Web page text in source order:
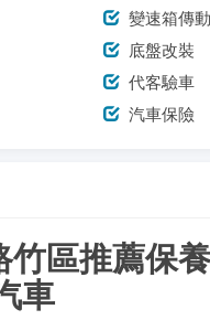
變速箱傳動
底盤改裝
代客驗車
汽車保險
竹區推薦保
車